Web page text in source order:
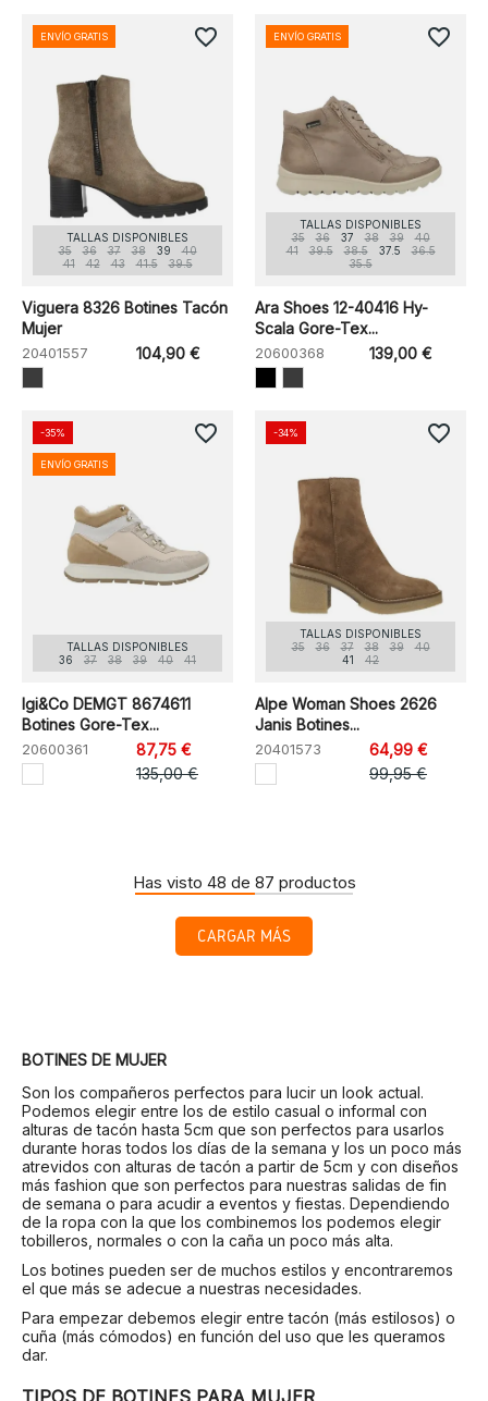
TALLAS DISPONIBLES
35
36 37 38 39
40
41
42 43 41.5 39.5
Viguera 8326 Botines Tacón
Mujer
20401557 104,90 €
ENVÍO GRATIS favorite_border
TALLAS DISPONIBLES
35
36 37 38 39
40
41
39.5 38.5 37.5
36.5
35.5
Ara Shoes 12-40416 Hy-
Scala Gore-Tex...
20600368 139,00 €
ENVÍO GRATIS favorite_border
TALLAS DISPONIBLES
36
37 38 39 40 41
Igi&Co DEMGT 8674611
Botines Gore-Tex...
20600361
87,75 €
135,00 €
-35%
ENVÍO GRATIS
favorite_border
TALLAS DISPONIBLES
35
36 37 38 39
40
41
42
Alpe Woman Shoes 2626
Janis Botines...
20401573
64,99 €
99,95 €
-34% favorite_border
Has visto 48 de 87 productos
CARGAR MÁS
BOTINES DE MUJER
Son los compañeros perfectos para lucir un look actual.
Podemos elegir entre los de estilo casual o informal con
alturas de tacón hasta 5cm que son perfectos para usarlos
durante horas todos los días de la semana y los un poco más
atrevidos con alturas de tacón a partir de 5cm y con diseños
más fashion que son perfectos para nuestras salidas de fin
de semana o para acudir a eventos y fiestas. Dependiendo
de la ropa con la que los combinemos los podemos elegir
tobilleros, normales o con la caña un poco más alta.
Los botines pueden ser de muchos estilos y encontraremos
el que más se adecue a nuestras necesidades.
Para empezar debemos elegir entre tacón (más estilosos) o
cuña (más cómodos) en función del uso que les queramos
dar.